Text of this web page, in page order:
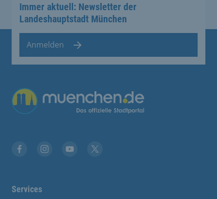
Immer aktuell: Newsletter der
Landeshauptstadt München
Anmelden
Übergreifende Links
Services